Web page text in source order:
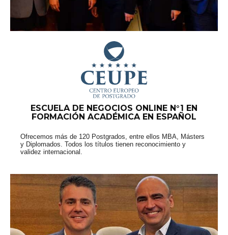
ESCUELA DE NEGOCIOS ONLINE N°1 EN
FORMACIÓN ACADÉMICA EN ESPAÑOL
Ofrecemos más de 120 Postgrados, entre ellos MBA, Másters
y Diplomados. Todos los títulos tienen reconocimiento y
validez internacional.